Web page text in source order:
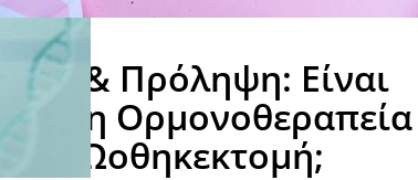
1/2 & Πρόληψη: Είναι
η Ορμονοθεραπεία
την Ωοθηκεκτομή;